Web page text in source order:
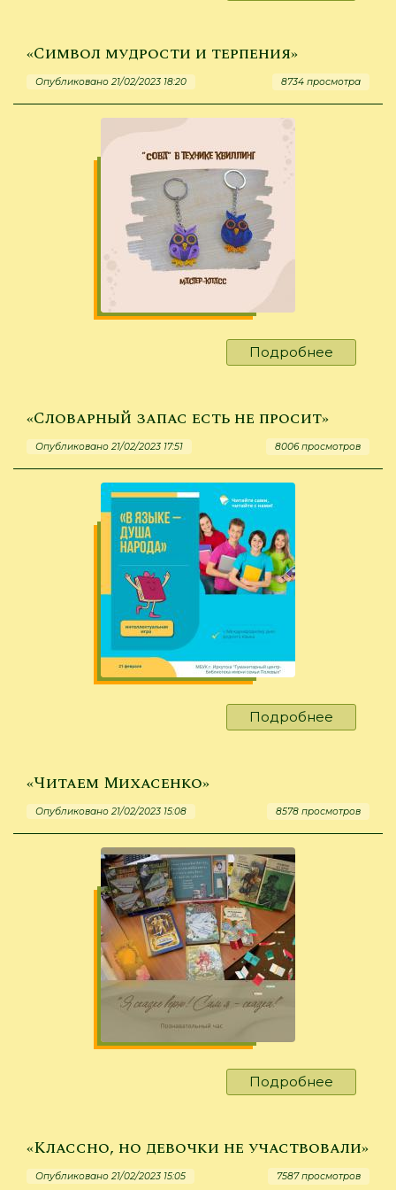
«Символ мудрости и терпения»
Опубликовано 21/02/2023 18:20 8734 просмотра
Подробнее
«Символ
«Словарный запас есть не просит»
Опубликовано 21/02/2023 17:51 8006 просмотров
Подробнее
просит»
«Читаем Михасенко»
Опубликовано 21/02/2023 15:08 8578 просмотров
Подробнее
«Читаем
«Классно, но девочки не участвовали»
Опубликовано 21/02/2023 15:05 7587 просмотров